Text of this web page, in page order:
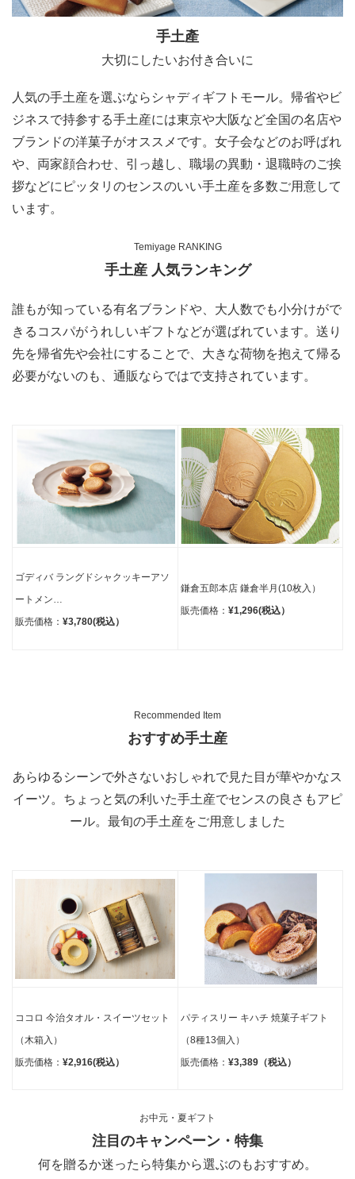
手土產
大切にしたいお付き合いに
人気の手土産を選ぶならシャディギフトモール。帰省やビ
ジネスで持参する手土産には東京や大阪など全国の名店や
ブランドの洋菓子がオススメです。女子会などのお呼ばれ
や、両家顔合わせ、引っ越し、職場の異動・退職時のご挨
拶などにピッタリのセンスのいい手土産を多数ご用意して
います。
Temiyage RANKING
手土産 人気ランキング
誰もが知っている有名ブランドや、大人数でも小分けがで
きるコスパがうれしいギフトなどが選ばれています。送り
先を帰省先や会社にすることで、大きな荷物を抱えて帰る
必要がないのも、通販ならではで支持されています。
ゴディバ ラングドシャ クッキーアソ
ートメン…
販売価格： ¥3,780(税込）
鎌倉五郎本店 鎌倉半月 (10枚入）
販売価格： ¥1,296(税込）
Recommended Item
おすすめ手土産
あらゆるシーンで外さないおしゃれで見た目が華やかなス
イーツ。ちょっと気の利いた手土産でセンスの良さもアピ
ール。最旬の手土産をご用意しました
ココロ 今治タオル・スイーツセット
（木箱入）
販売価格： ¥2,916(税込）
パティスリー キハチ 焼菓子ギフト
（8種13個入）
販売価格： ¥3,389（税込）
お中元・夏ギフト
注目のキャンペーン・特集
何を贈るか迷ったら特集から選ぶのもおすすめ。